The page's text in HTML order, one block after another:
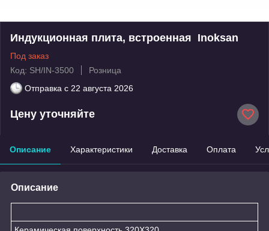
Индукционная плита, встроенная Inoksan
Под заказ
Код: SH/IN-3500
Розница
Отправка с 22 августа 2026
Цену уточняйте
Описание Характеристики Доставка Оплата
Описание